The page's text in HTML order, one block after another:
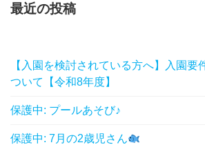
最近の投稿
【入園を検討されている方へ】入園要
ついて【令和8年度】
保護中: プールあそび♪
保護中: 7月の2歳児さん